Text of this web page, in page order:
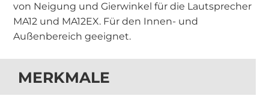
von Neigung und Gierwinkel für die Lautsprecher
MA12 und MA12EX. Für den Innen- und
Außenbereich geeignet.
MERKMALE